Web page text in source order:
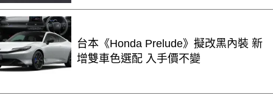
台本《Honda Prelude》擬改黑內裝 新
增雙車色選配 入手價不變